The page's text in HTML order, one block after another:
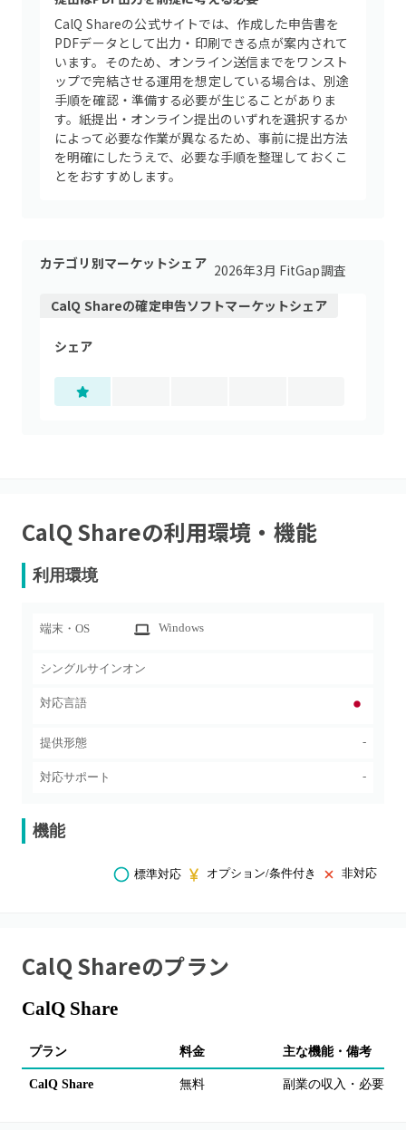
CalQ Shareの公式サイトでは、作成した申告書を
PDFデータとして出力・印刷できる点が案内されて
います。そのため、オンライン送信までをワンスト
ップで完結させる運用を想定している場合は、別途
手順を確認・準備する必要が生じることがありま
す。紙提出・オンライン提出のいずれを選択するか
によって必要な作業が異なるため、事前に提出方法
を明確にしたうえで、必要な手順を整理しておくこ
とをおすすめします。
カテゴリ別マーケットシェア 2026年3月 FitGap調査
CalQ Shareの確定申告ソフトマーケットシェア
シェア
CalQ Shareの利用環境・機能
利用環境
端末・OS Windows
シングルサインオン
対応言語
提供形態 -
対応サポート -
機能
標準対応 オプション/条件付き 非対応
CalQ Shareのプラン
CalQ Share
プラン 料金 主な機能・備考
CalQ Share 無料 副業の収入・必要経